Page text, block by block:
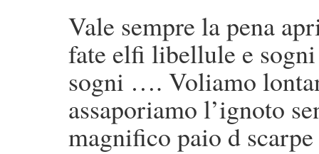
Vale sempre la pena
fate elfi libellule e
sogni …. Voliamo
assaporiamo l’ignoto
magnifico paio d